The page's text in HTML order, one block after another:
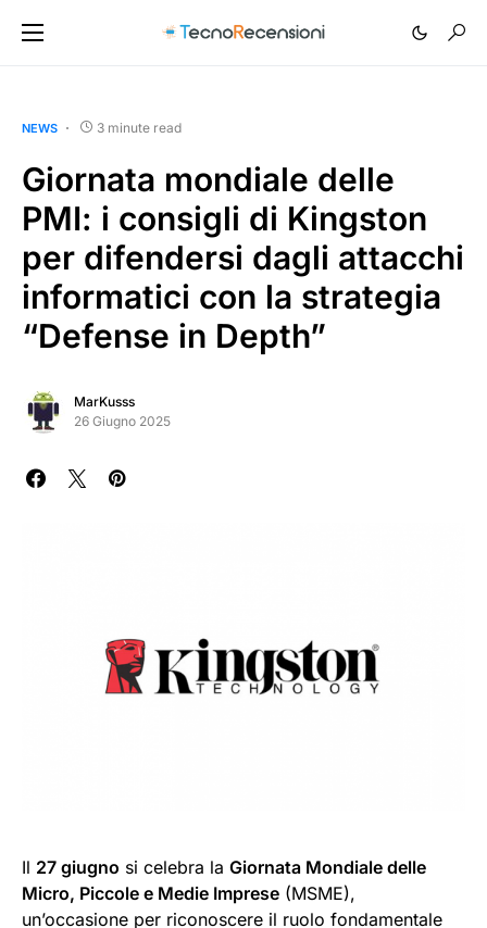
NEWS 3 minute read
Giornata mondiale delle
PMI: i consigli di Kingston
per difendersi dagli attacchi
informatici con la strategia
“Defense in Depth”
MarKusss
26 Giugno 2025
Il 27 giugno si celebra la Giornata Mondiale delle
Micro, Piccole e Medie Imprese (MSME),
un’occasione per riconoscere il ruolo fondamentale